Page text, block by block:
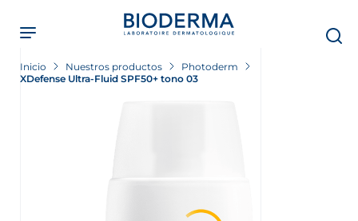
main
content
Inicio Nuestros productos
Photoderm
XDefense Ultra-Fluid SPF50+ tono 03